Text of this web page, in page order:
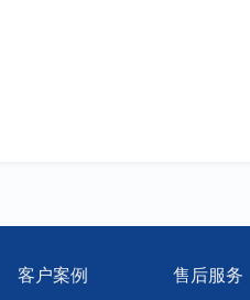
客户案例 售后服务